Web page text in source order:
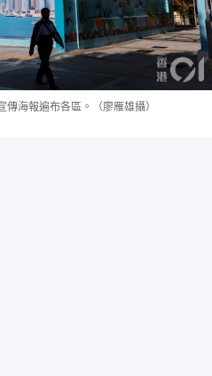
海報遍布各區。（廖雁雄攝）